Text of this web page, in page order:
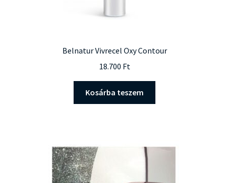
Belnatur Vivrecel Oxy Contour
18.700 Ft
Kosárba teszem